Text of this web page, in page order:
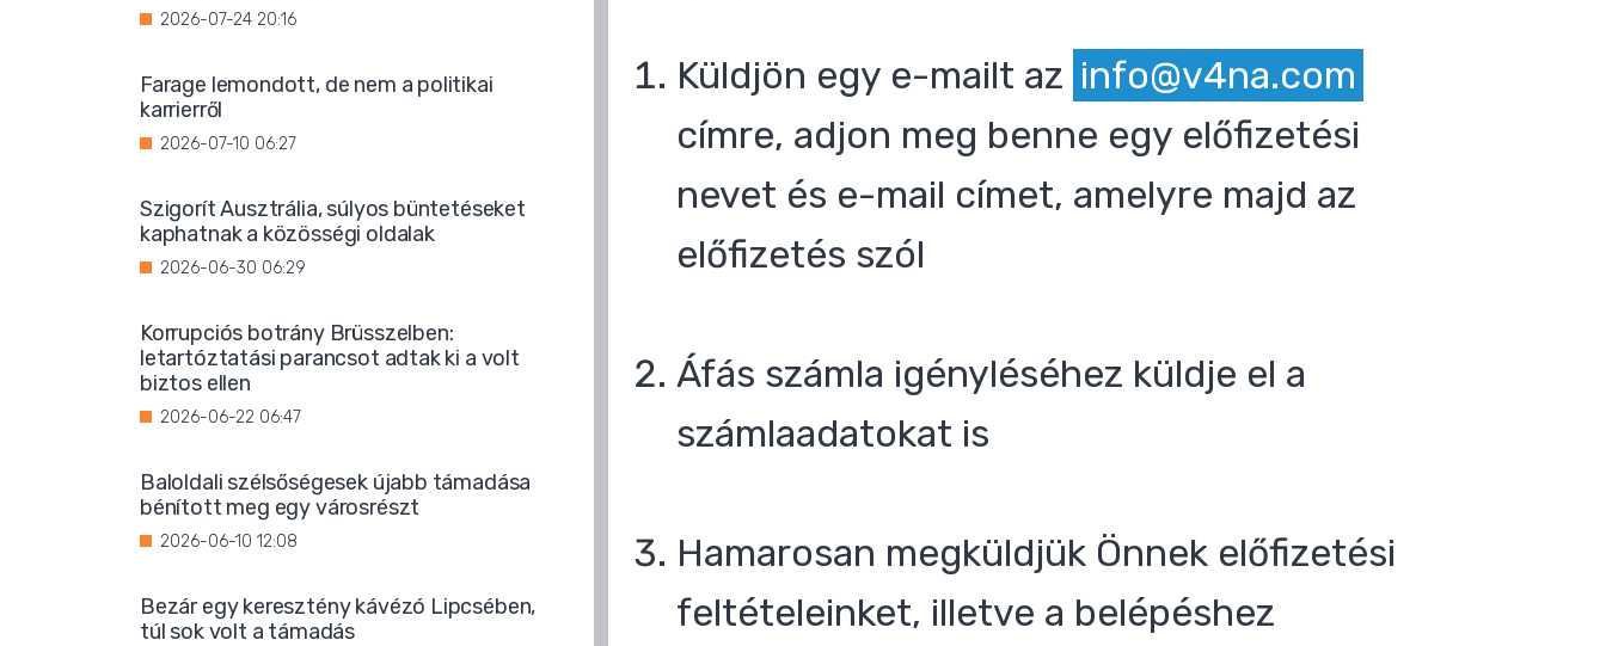
Küldjön egy e-mailt az info@v4na.com
címre, adjon meg benne egy előfizetési
nevet és e-mail címet, amelyre majd az
előfizetés szól
Áfás számla igényléséhez küldje el a
számlaadatokat is
Hamarosan megküldjük Önnek előfizetési
feltételeinket, illetve a belépéshez
2026-07-24 20:16
Farage lemondott, de nem a politikai
karrierről
2026-07-10 06:27
Szigorít Ausztrália, súlyos büntetéseket
kaphatnak a közösségi oldalak
2026-06-30 06:29
Korrupciós botrány Brüsszelben:
letartóztatási parancsot adtak ki a volt
biztos ellen
2026-06-22 06:47
Baloldali szélsőségesek újabb támadása
bénított meg egy városrészt
2026-06-10 12:08
Bezár egy keresztény kávézó Lipcsében,
túl sok volt a támadás